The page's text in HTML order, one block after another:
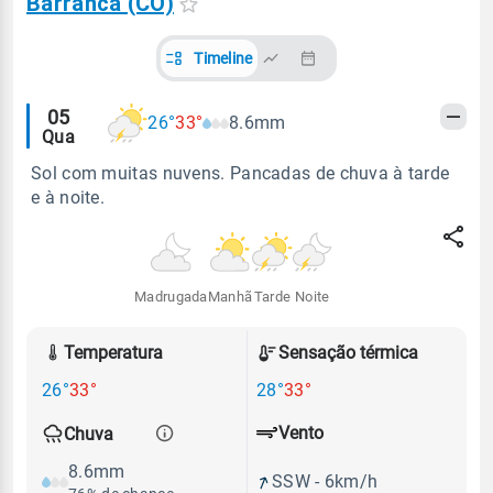
Timeline
Alertas
meteorológicos
05
Qua
26°33° 8.6mm
Sol com muitas nuvens. Pancadas de chuva à tarde
e à noite.
Madrugada Manhã Tarde Noite
Temperatura
26°33°
Sensação térmica
28°33°
Chuva
8.6mm
Vento
SSW - 6km/h